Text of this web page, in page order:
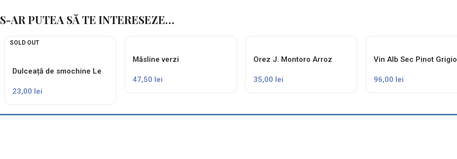
S-AR PUTEA SĂ TE INTERESEZE…
SOLD OUT
Dulceață de smochine Le
23,00 lei
Măsline verzi
Ortoconserviera
47,50 lei
Orez J. Montoro Arroz
35,00 lei
Vin Alb Sec Pinot Grigio
96,00 lei